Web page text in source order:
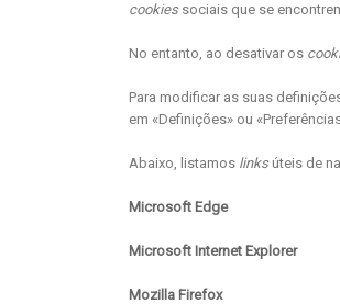
cookiessociais que se
No entanto, ao desativar os
Para modificar as suas
em «Definições» ou
Abaixo, listamos linksúteis de
Microsoft Edge
Microsoft Internet Explorer
Mozilla Firefox